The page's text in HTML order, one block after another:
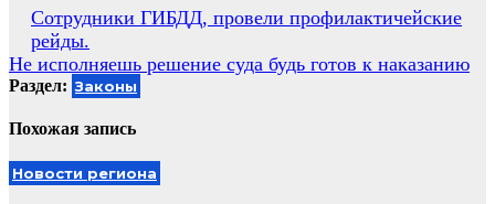
Навигация
по
записям
Сотрудники ГИБДД, провели профилактичейские
рейды.
Не исполняешь решение суда будь готов к наказанию
Раздел: Законы
Похожая запись
Новости региона